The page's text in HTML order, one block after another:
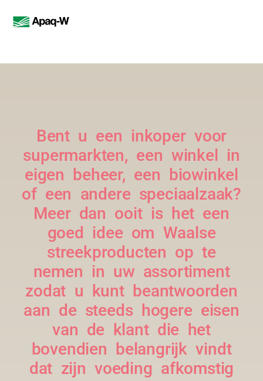
Bent u een inkoper voor
supermarkten, een winkel in
eigen beheer, een biowinkel
of een andere speciaalzaak?
Meer dan ooit is het een
goed idee om Waalse
streekproducten op te
nemen in uw assortiment
zodat u kunt beantwoorden
aan de steeds hogere eisen
van de klant die het
bovendien belangrijk vindt
dat zijn voeding afkomstig